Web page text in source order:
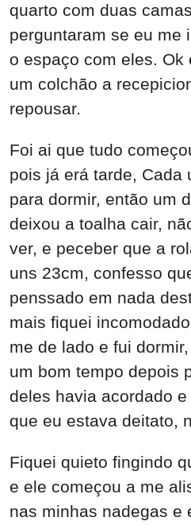
quarto com duas
perguntaram se eu me
o espaço com eles. Ok
um colchão a
repousar.
Foi ai que tudo
pois já erá tarde, Cada
para dormir, então um
deixou a toalha cair,
ver, e peceber que a
uns 23cm, confesso
penssado em nada
mais fiquei
me de lado e fui
um bom tempo depois
deles havia acordado
que eu estava deitato,
Fiquei quieto fingindo
e ele começou a me
nas minhas nadegas e